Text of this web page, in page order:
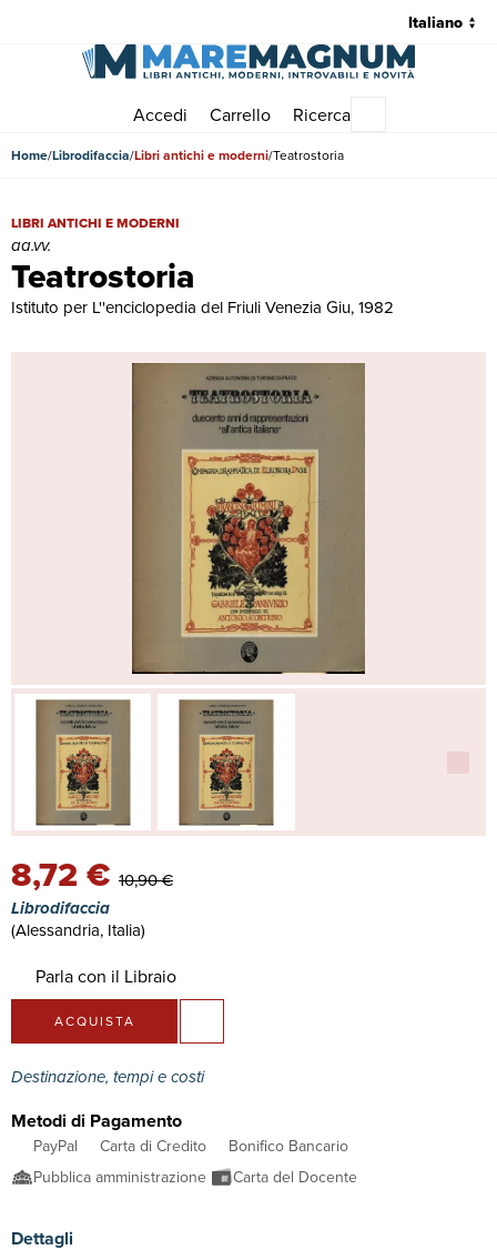
Accedi Carrello Ricerca
Home Librodifaccia Libri antichi e moderni Teatrostoria
Teatrostoria
Teatrostoria | Libri antichi e moderni | aa.vv.
LIBRI ANTICHI E MODERNI
aa.vv.
Istituto per L''enciclopedia del Friuli Venezia Giu, 1982
8,72 € 10,90 €
Librodifaccia
(Alessandria, Italia)
Parla con il Libraio
ACQUISTA
Destinazione, tempi e costi
Metodi di Pagamento
PayPal Carta di Credito
Bonifico Bancario
Pubblica amministrazione
Carta del Docente
Dettagli